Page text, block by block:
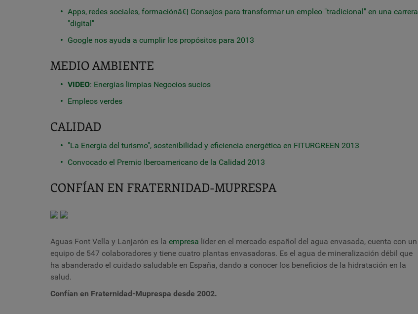
Apps, redes sociales, formaciónâ€¦ Consejos para transformar un empleo "tradicional" en una carrera
"digital"
Google nos ayuda a cumplir los propósitos para 2013
MEDIO AMBIENTE
VIDEO: Energías limpias Negocios sucios
Empleos verdes
CALIDAD
"La Energía del turismo", sostenibilidad y eficiencia energética en FITURGREEN 2013
Convocado el Premio Iberoamericano de la Calidad 2013
CONFÍAN EN FRATERNIDAD-MUPRESPA
Aguas Font Vella y Lanjarón es la empresa líder en el mercado español del agua envasada, cuenta con un
equipo de 547 colaboradores y tiene cuatro plantas envasadoras. Es el agua de mineralización débil que
ha abanderado el cuidado saludable en España, dando a conocer los beneficios de la hidratación en la
salud.
Confían en Fraternidad-Muprespa desde 2002.